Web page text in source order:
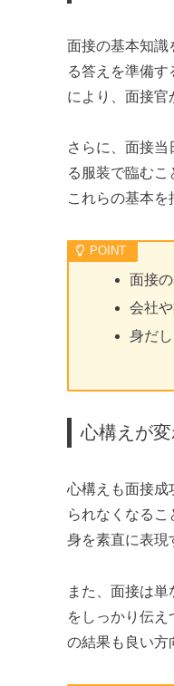
面接の基本知識
る答えを準備
により、面接官
さらに、面接
る服装で臨むこ
これらの基本を
面接
会社
身だ
心構えが
心構えも面接成
られなくなる
身を素直に表現
また、面接は
をしっかり伝
の結果も良い方